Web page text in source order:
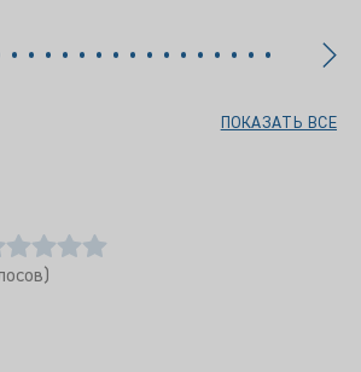
ПОКАЗАТЬ ВСЕ